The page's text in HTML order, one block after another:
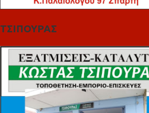
ΤΣΙΠΟΥΡΑΣ